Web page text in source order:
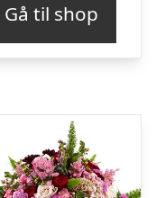
Gå til shop